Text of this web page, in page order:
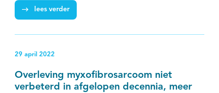
klinische gegevens, radiologie en pathologie-
materiaal aanbieden voor beoordeling.
lees verder
29 april 2022
Overleving myxofibrosarcoom niet
verbeterd in afgelopen decennia, meer